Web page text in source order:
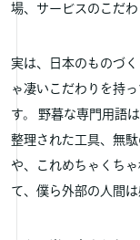
場、サービスのこだわ
実は、日本のものづ
ゃ凄いこだわりを持
す。 野暮な専門用語
整理された工具、無
や、これめちゃくち
て、僕ら外部の人間